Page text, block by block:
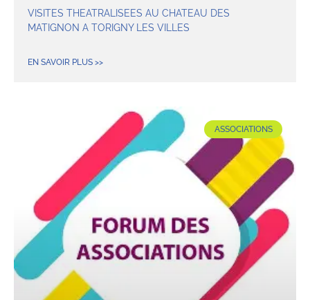
VISITES THEATRALISEES AU CHATEAU DES
MATIGNON A TORIGNY LES VILLES
EN SAVOIR PLUS >>
ASSOCIATIONS